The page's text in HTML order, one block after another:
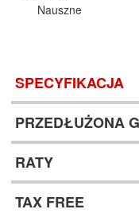
Nauszne
SPECYFIKACJA
PRZEDŁUŻONA
RATY
TAX FREE